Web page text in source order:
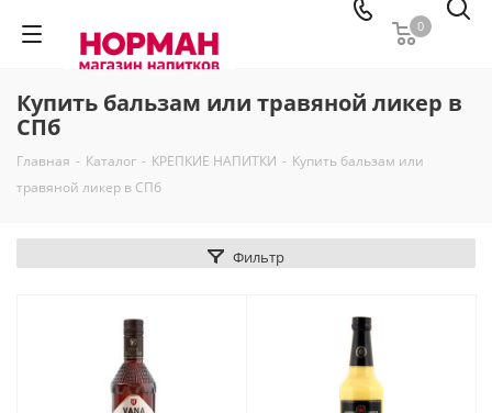
0
Купить бальзам или травяной ликер в
СПб
Главная - Каталог - КРЕПКИЕ НАПИТКИ - Купить бальзам или
травяной ликер в СПб
Фильтр